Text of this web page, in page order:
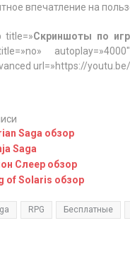
впечатление на
title=»Скриншоты по
url=»https://
Saga обзор
Saga
Слеер обзор
of Solaris обзор
RPG Бесплатные